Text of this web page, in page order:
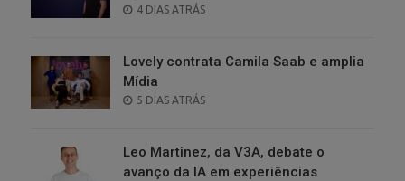
POSTED
4 DIAS ATRÁS
Lovely contrata Camila Saab e amplia
Mídia
POSTED
5 DIAS ATRÁS
Leo Martinez, da V3A, debate o
avanço da IA em experiências